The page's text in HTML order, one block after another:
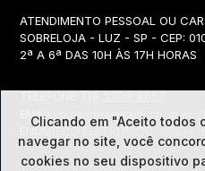
ATENDIMENTO PESSOAL OU
SOBRELOJA - LUZ - SP - CEP:
2ª A 6ª DAS 10H ÀS 17H HORAS
EMAIL:
ENDEREÇO ELETRÔNICO: clique
Clicando em "Aceito todos
navegar no site, você
cookies no seu dispositivo